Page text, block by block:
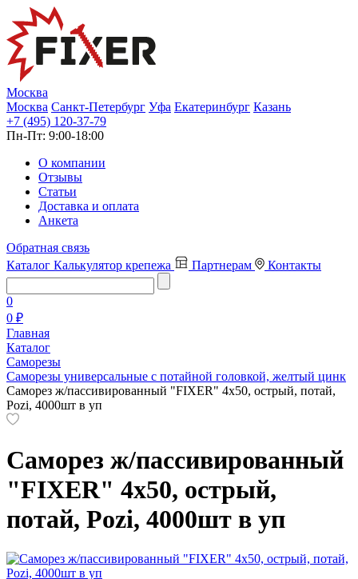
Москва
Москва Санкт-Петербург Уфа Екатеринбург Казань
+7 (495) 120-37-79
Пн-Пт: 9:00-18:00
О компании
Отзывы
Статьи
Доставка и оплата
Анкета
Обратная связь
Каталог Калькулятор крепежа Партнерам Контакты
0
0 ₽
Главная
Каталог
Саморезы
Саморезы универсальные с потайной головкой, желтый цинк
Саморез ж/пассивированный "FIXER" 4х50, острый, потай,
Pozi, 4000шт в уп
Саморез ж/пассивированный
"FIXER" 4х50, острый,
потай, Pozi, 4000шт в уп